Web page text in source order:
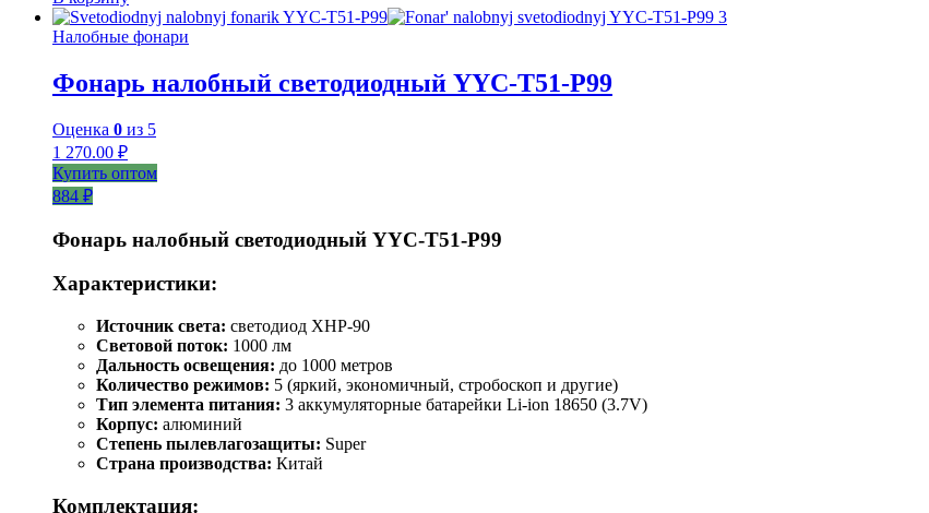
Налобные фонари
Фонарь налобный светодиодный YYC-T51-P99
Оценка 0 из 5
1 270.00 ₽
Купить оптом
884 ₽
Фонарь налобный светодиодный YYC-T51-P99
Характеристики:
Источник света: светодиод XHP-90
Световой поток: 1000 лм
Дальность освещения: до 1000 метров
Количество режимов: 5 (яркий, экономичный, стробоскоп и другие)
Тип элемента питания: 3 аккумуляторные батарейки Li-ion 18650 (3.7V)
Корпус: алюминий
Степень пылевлагозащиты: Super
Страна производства: Китай
Комплектация: